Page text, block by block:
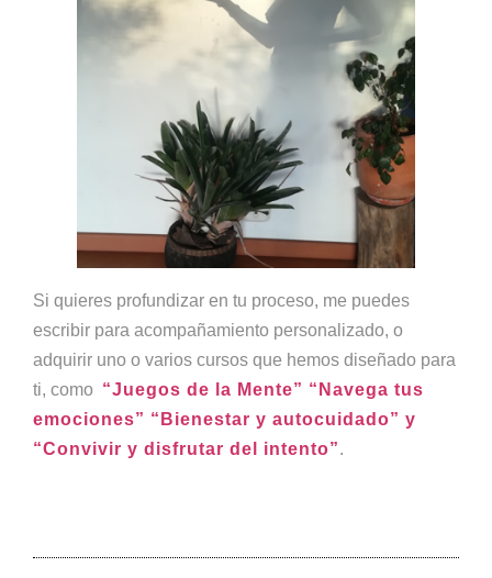
Si quieres profundizar en tu proceso, me puedes
escribir para acompañamiento personalizado, o
adquirir uno o varios cursos que hemos diseñado para
ti, como “Juegos de la Mente” “Navega tus
emociones” “Bienestar y autocuidado” y
“Convivir y disfrutar del intento”.